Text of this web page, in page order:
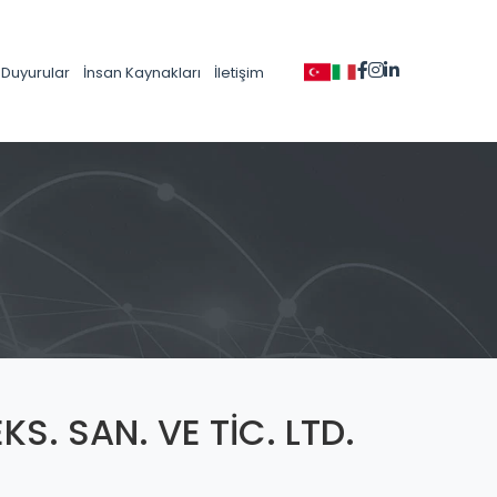
Duyurular İnsan Kaynakları İletişim
SAN. VE TİC. LTD.